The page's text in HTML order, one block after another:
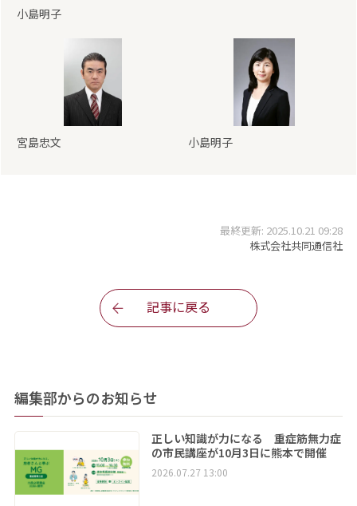
宮島忠文
宮島忠文 小島明子
最終更新: 2025.10.21 09:28
株式会社共同通信社
記事に戻る
編集部からのお知らせ
正しい知識が力になる 重症筋無力症
の市民講座が10月3日に熊本で開催
2026.07.27 13:00